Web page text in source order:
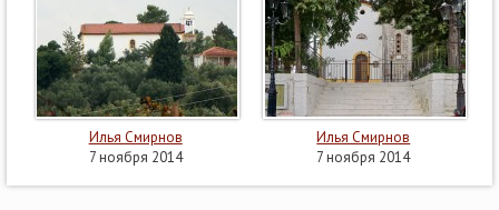
Илья Смирнов
7 ноября 2014
Илья Смирнов
7 ноября 2014